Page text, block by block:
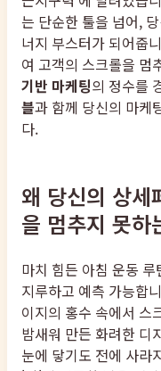
는 단순한 툴을 넘어,
너지 부스터가 되어줍
여 고객의 스크롤을 멈
기반 마케팅의 정수를
블과 함께 당신의 마케
다.
왜 당신의 상세
을 멈추지 못하
마치 힘든 아침 운동
지루하고 예측 가능합
이지의 홍수 속에서 스
밤새워 만든 화려한 디
눈에 닿기도 전에 사라